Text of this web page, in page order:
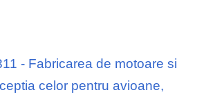
- Fabricarea de motoare si
celor pentru avioane,